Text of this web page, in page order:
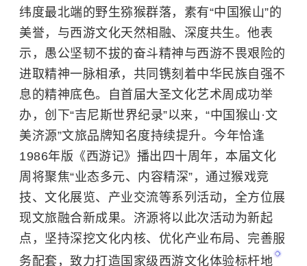
纬度最北端的野生猕猴群落，素有“中国猴山”的
美誉，与西游文化天然相融、深度共生。他表
示，愚公坚韧不拔的奋斗精神与西游不畏艰险的
进取精神一脉相承，共同镌刻着中华民族自强不
息的精神底色。自首届大圣文化艺术周成功举
办，创下“吉尼斯世界纪录”以来，“中国猴山·文
美济源”文旅品牌知名度持续提升。今年恰逢
1986年版《西游记》播出四十周年，本届文化
周将聚焦“业态多元、内容精深”，通过猴戏竞
技、文化展览、产业交流等系列活动，全方位展
现文旅融合新成果。济源将以此次活动为新起
点，坚持深挖文化内核、优化产业布局、完善服
务配套，致力打造国家级 西游文化体验标杆地